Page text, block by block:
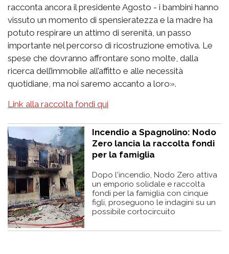
racconta ancora il presidente Agosto - i bambini hanno
vissuto un momento di spensieratezza e la madre ha
potuto respirare un attimo di serenità, un passo
importante nel percorso di ricostruzione emotiva. Le
spese che dovranno affrontare sono molte, dalla
ricerca dell’immobile all’affitto e alle necessità
quotidiane, ma noi saremo accanto a loro».
Link alla raccolta fondi qui
Incendio a Spagnolino: Nodo
Zero lancia la raccolta fondi
per la famiglia
Dopo l'incendio, Nodo Zero attiva
un emporio solidale e raccolta
fondi per la famiglia con cinque
figli, proseguono le indagini su un
possibile cortocircuito